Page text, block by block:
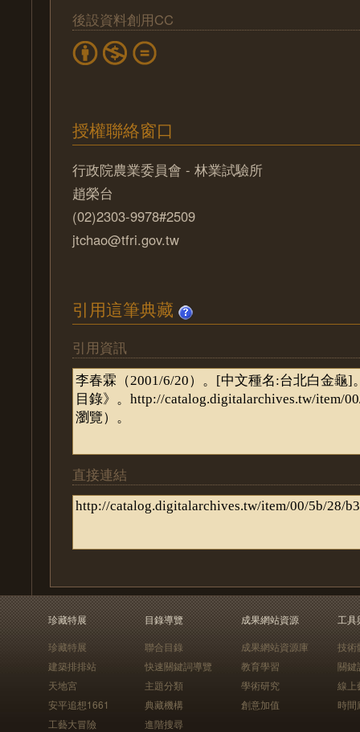
後設資料創用CC
授權聯絡窗口
行政院農業委員會 - 林業試驗所
趙榮台
(02)2303-9978#2509
jtchao@tfri.gov.tw
引用這筆典藏
引用資訊
直接連結
珍藏特展
珍藏特展
建築排排站
天地宮
安平追想1661
工藝大冒險
目錄導覽
聯合目錄
快速關鍵詞導覽
主題分類
典藏機構
進階搜尋
成果網站資源
成果網站資源庫
教育學習
學術研究
創意加值
工具
技術
關鍵
線上
時間